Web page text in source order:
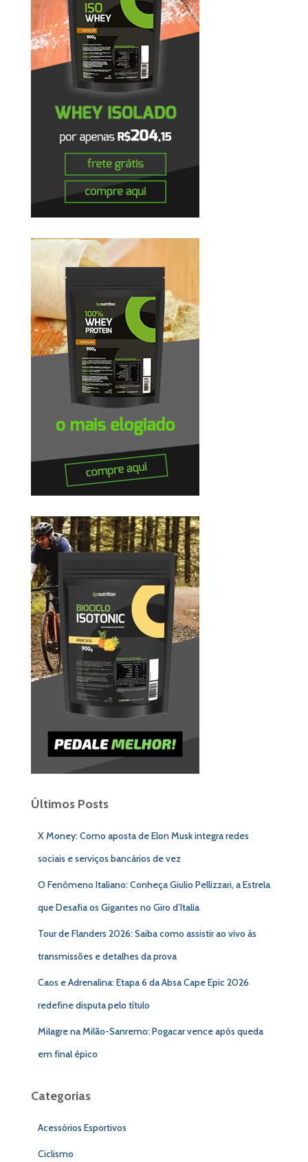
Últimos Posts
X Money: Como aposta de Elon Musk integra redes
sociais e serviços bancários de vez
O Fenômeno Italiano: Conheça Giulio Pellizzari, a Estrela
que Desafia os Gigantes no Giro d’Italia
Tour de Flanders 2026: Saiba como assistir ao vivo às
transmissões e detalhes da prova
Caos e Adrenalina: Etapa 6 da Absa Cape Epic 2026
redefine disputa pelo título
Milagre na Milão-Sanremo: Pogacar vence após queda
em final épico
Categorias
Acessórios Esportivos
Ciclismo